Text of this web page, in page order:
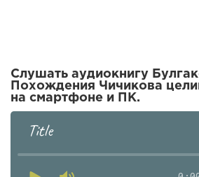
Слушать аудиокнигу
Похождения Чичикова
на смартфоне и ПК.
Title